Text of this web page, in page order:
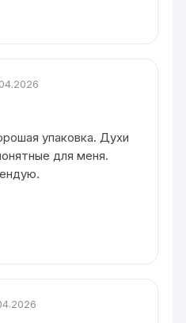
упаковка. Духи
для меня.